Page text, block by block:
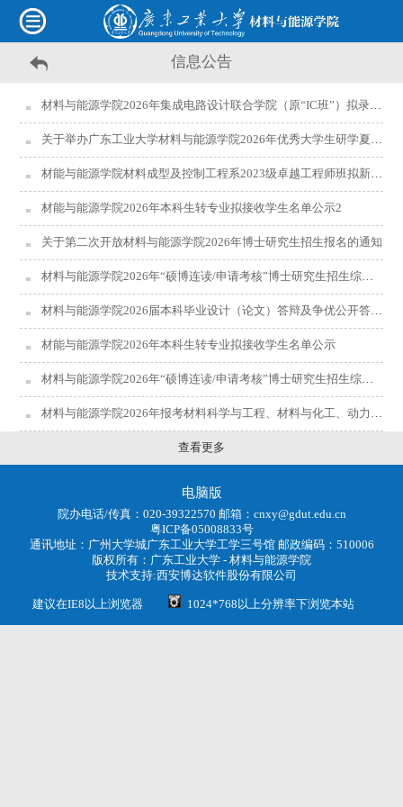
信息公告
材料与能源学院2026年集成电路设计联合学院（原“IC班”）拟录取名单公示
关于举办广东工业大学材料与能源学院2026年优秀大学生研学夏令营活动的通知
材能与能源学院材料成型及控制工程系2023级卓越工程师班拟新增学生名单公示
材能与能源学院2026年本科生转专业拟接收学生名单公示2
关于第二次开放材料与能源学院2026年博士研究生招生报名的通知
材料与能源学院2026年“硕博连读/申请考核”博士研究生招生综合考核结果公示（第一批）
材料与能源学院2026届本科毕业设计（论文）答辩及争优公开答辩安排
材能与能源学院2026年本科生转专业拟接收学生名单公示
材料与能源学院2026年“硕博连读/申请考核”博士研究生招生综合考核工作安排
材料与能源学院2026年报考材料科学与工程、材料与化工、动力工程及工程热物理博士研究生通过学院资格初审名单公示
查看更多
电脑版
院办电话/传真：020-39322570 邮箱：cnxy@gdut.edu.cn
粤ICP备05008833号
通讯地址：广州大学城广东工业大学工学三号馆 邮政编码：510006
版权所有： 广东工业大学 - 材料与能源学院
技术支持:西安博达软件股份有限公司
建议在IE8以上浏览器 1024*768以上分辨率下浏览本站